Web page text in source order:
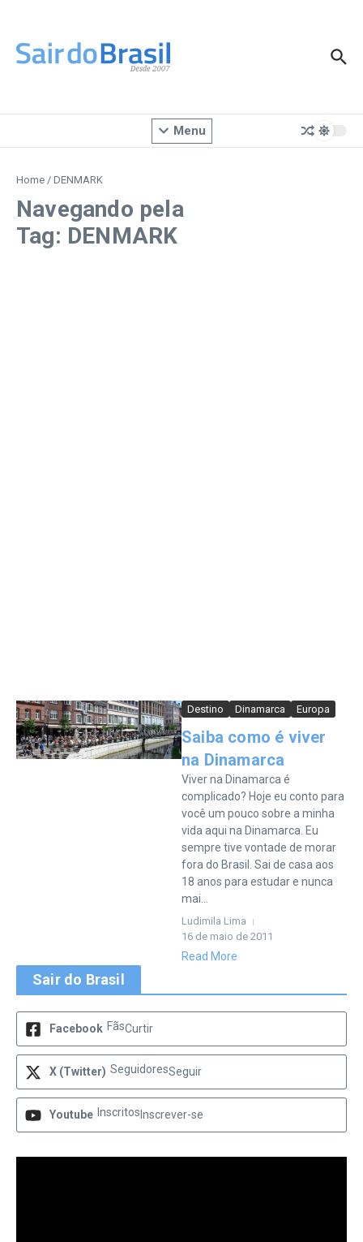
Menu
Home / DENMARK
Navegando pela
Tag: DENMARK
Destino Dinamarca Europa
Saiba como é viver
na Dinamarca
Viver na Dinamarca é
complicado? Hoje eu conto para
você um pouco sobre a minha
vida aqui na Dinamarca. Eu
sempre tive vontade de morar
fora do Brasil. Sai de casa aos
18 anos para estudar e nunca
mai...
Ludimila Lima
16 de maio de 2011
Read More
Sair do Brasil
Facebook FãsCurtir
X (Twitter) SeguidoresSeguir
Youtube Inscritos Inscrever-se